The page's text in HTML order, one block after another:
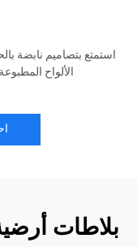
الألواح